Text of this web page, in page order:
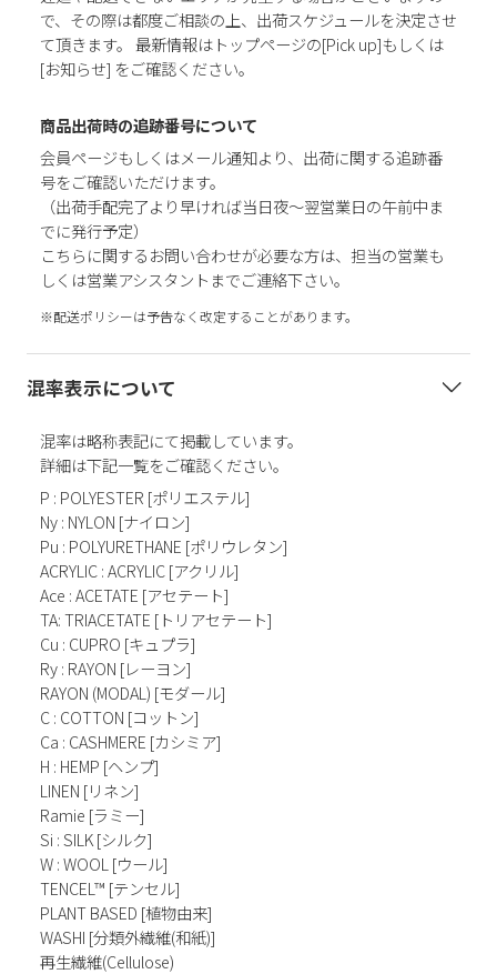
で、その際は都度ご相談の上、出荷スケジュールを決定させ
て頂きます。 最新情報はトップページの[Pick up]もしくは
[お知らせ] をご確認ください。
商品出荷時の追跡番号について
会員ページもしくはメール通知より、出荷に関する追跡番
号をご確認いただけます。
（出荷手配完了より早ければ当日夜～翌営業日の午前中ま
でに発行予定）
こちらに関するお問い合わせが必要な方は、担当の営業も
しくは営業アシスタントまでご連絡下さい。
※配送ポリシーは予告なく改定することがあります。
混率表示について
混率は略称表記にて掲載しています。
詳細は下記一覧をご確認ください。
P : POLYESTER [ポリエステル]
Ny : NYLON [ナイロン]
Pu : POLYURETHANE [ポリウレタン]
ACRYLIC : ACRYLIC [アクリル]
Ace : ACETATE [アセテート]
TA: TRIACETATE [トリアセテート]
Cu : CUPRO [キュプラ]
Ry : RAYON [レーヨン]
RAYON (MODAL) [モダール]
C : COTTON [コットン]
Ca : CASHMERE [カシミア]
H : HEMP [ヘンプ]
LINEN [リネン]
Ramie [ラミー]
Si : SILK [シルク]
W : WOOL [ウール]
TENCEL™ [テンセル]
PLANT BASED [植物由来]
WASHI [分類外繊維(和紙)]
再生繊維(Cellulose)